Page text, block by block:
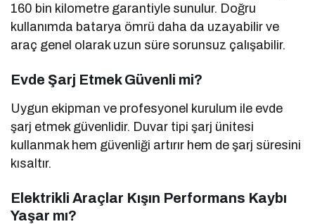
160 bin kilometre garantiyle sunulur. Doğru
kullanımda batarya ömrü daha da uzayabilir ve
araç genel olarak uzun süre sorunsuz çalışabilir.
Evde Şarj Etmek Güvenli mi?
Uygun ekipman ve profesyonel kurulum ile evde
şarj etmek güvenlidir. Duvar tipi şarj ünitesi
kullanmak hem güvenliği artırır hem de şarj süresini
kısaltır.
Elektrikli Araçlar Kışın Performans Kaybı
Yaşar mı?